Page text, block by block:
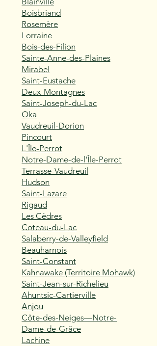
Boisbriand
Rosemère
Lorraine
Bois-des-Filion
Sainte-Anne-des-Plaines
Mirabel
Saint-Eustache
Deux-Montagnes
Saint-Joseph-du-Lac
Oka
Vaudreuil-Dorion
Pincourt
L'Île-Perrot
Notre-Dame-de-l'Île-Perrot
Terrasse-Vaudreuil
Hudson
Saint-Lazare
Rigaud
Les Cèdres
Coteau-du-Lac
Salaberry-de-Valleyfield
Beauharnois
Saint-Constant
Kahnawake (Territoire Mohawk)
Saint-Jean-sur-Richelieu
Ahuntsic-Cartierville
Anjou
Côte-des-Neiges—Notre-
Dame-de-Grâce
Lachine